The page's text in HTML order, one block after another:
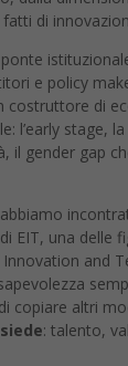
di
ponte
e policy
costruttore di
l’early stage,
il gender gap
EIT, una delle
and
copiare altri
: talento,